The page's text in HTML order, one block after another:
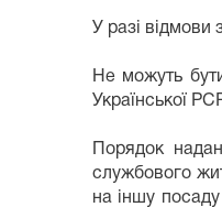
У разі
Не можуть
Української
Порядок
службового
на іншу посаду